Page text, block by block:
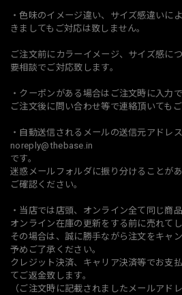
・色味のイメージ違い、サイズ感違いに
きましてもご対応は致しません。
ご注文前にカラーイメージ、サイズ感に
要相談でご対応致します。
・クーポンがある場合はご注文時に入力
ご注文後に問い合わせ等で連絡頂いても
・自動送信されるメールの送信元アドレ
noreply@thebase.in
です。
迷惑メールフォルダに振り分けることが
ご確認ください。
・当店では店頭、オンライン全て同じ商
オンライン在庫の更新をする前に売れて
その場合は、誠に勝手ながら注文をキャ
予めご了承ください。
クレジット決済、キャリア決済等でお支
てご返金致します。
（ご注文時に記載されましたメールアド